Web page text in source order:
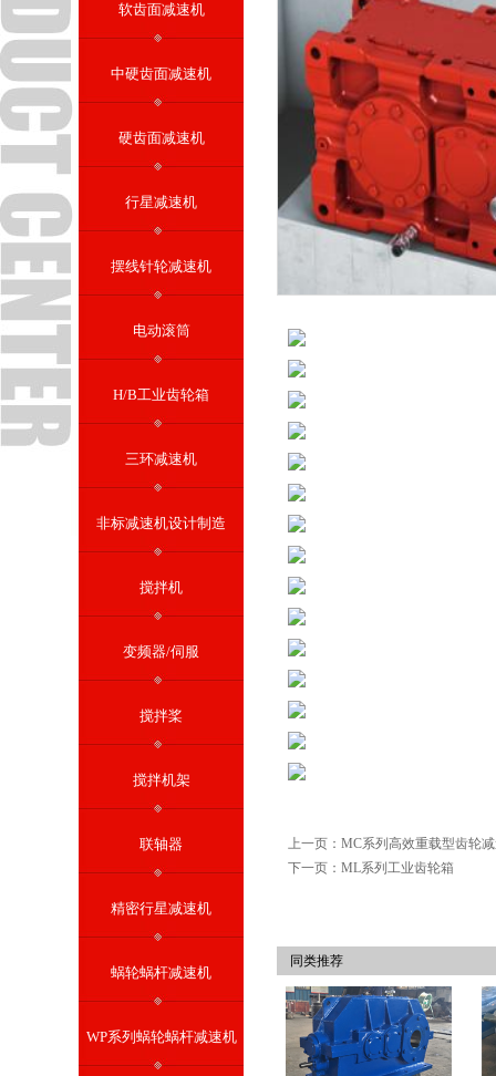
软齿面减速机
中硬齿面减速机
硬齿面减速机
行星减速机
摆线针轮减速机
电动滚筒
H/B工业齿轮箱
三环减速机
非标减速机设计制造
搅拌机
变频器/伺服
搅拌桨
搅拌机架
联轴器
精密行星减速机
蜗轮蜗杆减速机
WP系列蜗轮蜗杆减速机
上一页：MC系列高效重载型齿轮
下一页：ML系列工业齿轮箱
同类推荐